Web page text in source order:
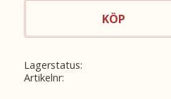
KÖP
Lagerstatus
Artikelnr